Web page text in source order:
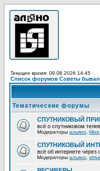
Текущее время: 09.08.2026 14:45
Список форумов Советы
Тематические форумы
СПУТНИКОВЫЙ
всё о спутниковом
Модераторы альяно Mixe
СПУТНИКОВЫЙ
всё об интернете через
Модераторы альяно strive